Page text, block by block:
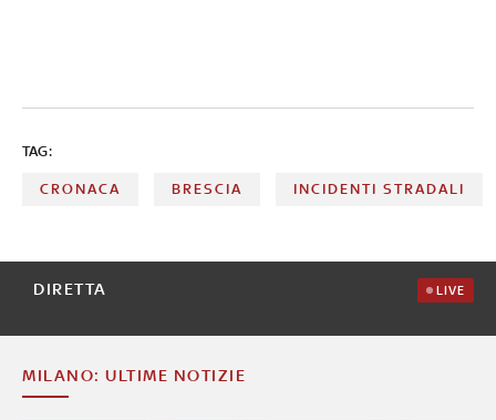
TAG:
CRONACA BRESCIA INCIDENTI STRADALI
DIRETTA LIVE
MILANO: ULTIME NOTIZIE